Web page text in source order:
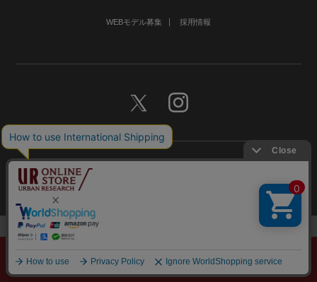
WEBモデル募集 採用情報
©URBAN RESEARCH Co., Ltd.All rights Reserved.